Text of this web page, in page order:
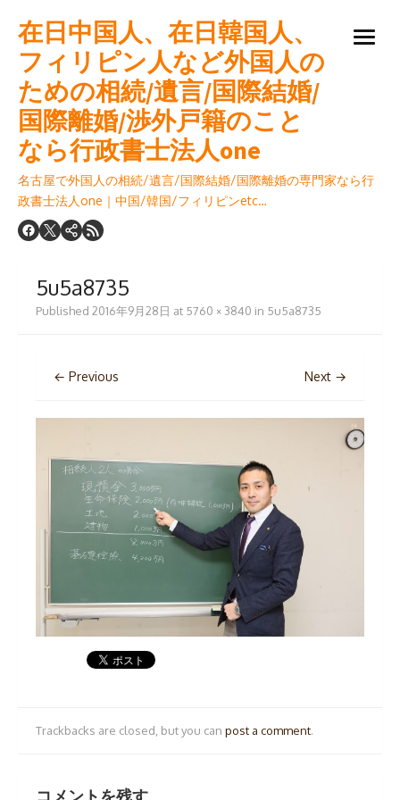
to
content
在日中国人、在日韓国人、
フィリピン人など外国人の
ための相続/遺言/国際結婚/
国際離婚/渉外戸籍のこと
なら行政書士法人one
名古屋で外国人の相続/遺言/国際結婚/国際離婚の専門家なら行
政書士法人one｜中国/韓国/フィリピンetc…
open
5u5a8735
Published 2016年9月28日 at 5760 × 3840 in 5u5a8735
← Previous Next →
Trackbacks are closed, but you can post a comment.
コメントを残す